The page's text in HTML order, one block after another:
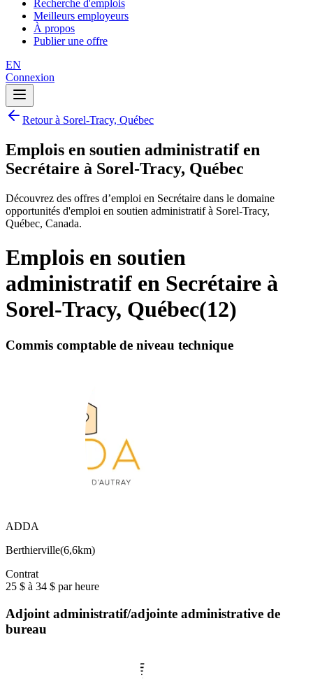
Recherche d'emplois
Meilleurs employeurs
À propos
Publier une offre
EN
Connexion
Retour à Sorel-Tracy, Québec
Emplois en soutien administratif en
Secrétaire à Sorel-Tracy, Québec
Découvrez des offres d’emploi en Secrétaire dans le domaine
opportunités d'emploi en soutien administratif à Sorel-Tracy,
Québec, Canada.
Emplois en soutien
administratif en Secrétaire à
Sorel-Tracy, Québec(12)
Commis comptable de niveau technique
ADDA
Berthierville(6,6km)
Contrat
25 $ à 34 $ par heure
Adjoint administratif/adjointe administrative de
bureau